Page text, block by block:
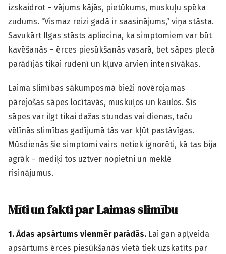
izskaidrot – vājums kājās, pietūkums, muskuļu spēka
zudums. “Vismaz reizi gadā ir saasinājums,” viņa stāsta.
Savukārt Ilgas stāsts apliecina, ka simptomiem var būt
kavēšanās – ērces piesūkšanās vasarā, bet sāpes plecā
parādījās tikai rudenī un kļuva arvien intensīvākas.
Laima slimības sākumposmā bieži novērojamas
pārejošas sāpes locītavās, muskuļos un kaulos. Šīs
sāpes var ilgt tikai dažas stundas vai dienas, taču
vēlīnās slimības gadījumā tās var kļūt pastāvīgas.
Mūsdienās šie simptomi vairs netiek ignorēti, kā tas bija
agrāk – mediķi tos uztver nopietni un meklē
risinājumus.
Mīti un fakti par Laimas slimību
1. Ādas apsārtums vienmēr parādās. Lai gan apļveida
apsārtums ērces piesūkšanās vietā tiek uzskatīts par